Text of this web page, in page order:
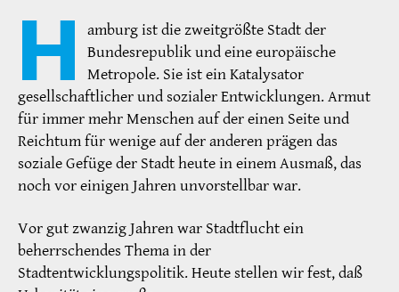
H
amburg ist die zweitgrößte Stadt der
Bundesrepublik und eine europäische
Metropole. Sie ist ein Katalysator
gesellschaftlicher und sozialer Entwicklungen. Armut
für immer mehr Menschen auf der einen Seite und
Reichtum für wenige auf der anderen prägen das
soziale Gefüge der Stadt heute in einem Ausmaß, das
noch vor einigen Jahren unvorstellbar war.
Vor gut zwanzig Jahren war Stadtflucht ein
beherrschendes Thema in der
Stadtentwicklungspolitik. Heute stellen wir fest, daß